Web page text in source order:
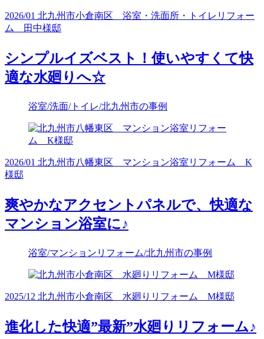
2026/01 北九州市小倉南区 浴室・洗面所・トイレリフォー
ム 田中様邸
シンプルイズベスト！使いやすくて快
適な水廻りへ☆
浴室/洗面/トイレ/北九州市の事例
2026/01 北九州市八幡東区 マンション浴室リフォーム K
様邸
爽やかなアクセントパネルで、快適な
マンション浴室に♪
浴室/マンションリフォーム/北九州市の事例
2025/12 北九州市小倉南区 水廻りリフォーム M様邸
進化した快適”最新”水廻りリフォーム♪